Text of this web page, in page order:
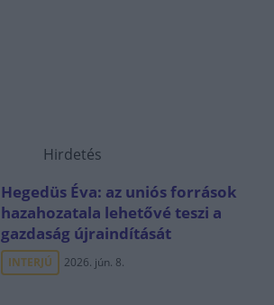
Hirdetés
Hegedüs Éva: az uniós források
hazahozatala lehetővé teszi a
gazdaság újraindítását
INTERJÚ 2026. jún. 8.